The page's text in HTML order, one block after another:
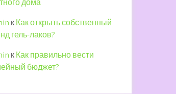
дома
кКак открыть собственный
гель-лаков?
кКак правильно вести
бюджет?